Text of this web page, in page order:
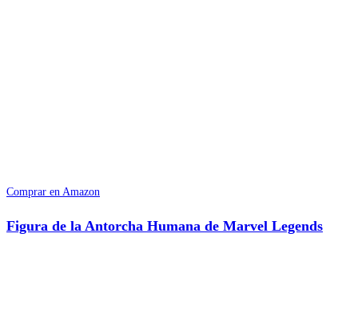
Comprar en Amazon
Figura de la Antorcha Humana de Marvel Legends